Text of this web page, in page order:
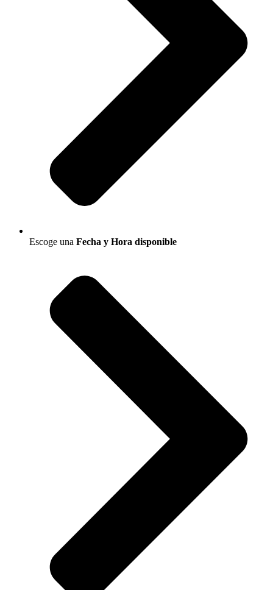
Escoge una Fecha y Hora disponible